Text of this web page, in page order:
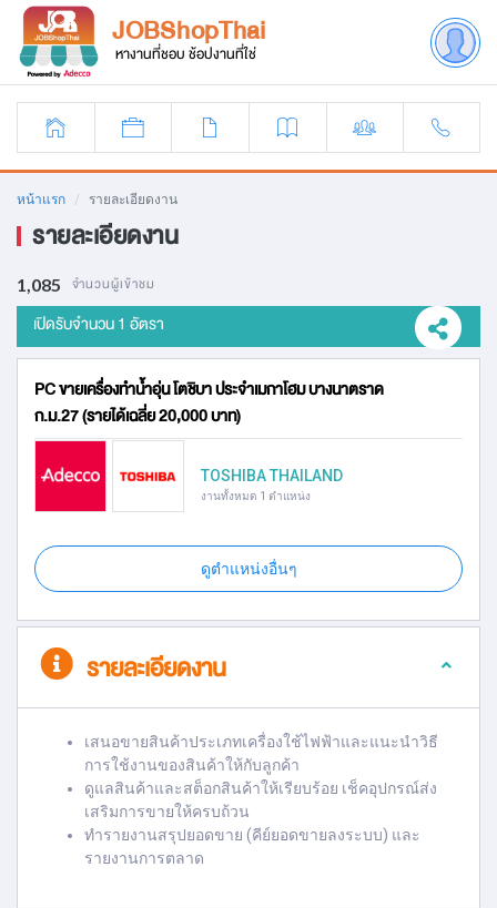
JOBShopThai
หางานที่ชอบ ช้อปงานที่ใช่
หน้าแรก รายละเอียดงาน
รายละเอียดงาน
1,085 จำนวนผู้เข้าชม
เปิดรับจำนวน 1 อัตรา
PC ขายเครื่องทำน้ำอุ่น โตชิบา ประจำเมกาโฮม บางนาตราด
ก.ม.27 (รายได้เฉลี่ย 20,000 บาท)
TOSHIBA THAILAND
งานทั้งหมด 1 ตำแหน่ง
ดูตำแหน่งอื่นๆ
รายละเอียดงาน
เสนอขายสินค้าประเภทเครื่องใช้ไฟฟ้าและแนะนำวิธี
การใช้งานของสินค้าให้กับลูกค้า
ดูแลสินค้าและสต็อกสินค้าให้เรียบร้อย เช็คอุปกรณ์ส่ง
เสริมการขายให้ครบถ้วน
ทำรายงานสรุปยอดขาย (คีย์ยอดขายลงระบบ) และ
รายงานการตลาด